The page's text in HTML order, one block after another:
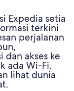
Expedia setia
terkini
perjalanan
dan akses ke
ada Wi-Fi.
lihat dunia